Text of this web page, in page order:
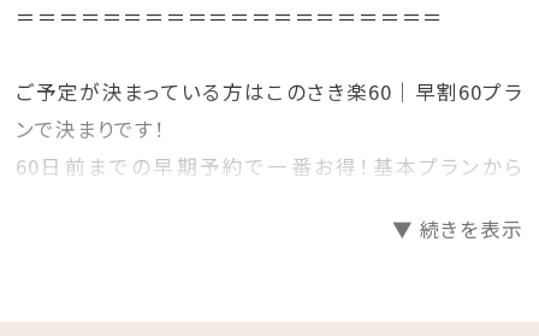
＝＝＝＝＝＝＝＝＝＝＝＝＝＝＝＝＝＝＝＝
ご予定が決まっている方はこのさき楽60｜早割60プラ
ンで決まりです！
60日前までの早期予約で一番お得！基本プランから
プランで迷っているお客様必見の早期割60プランです！
▼ 続きを表示